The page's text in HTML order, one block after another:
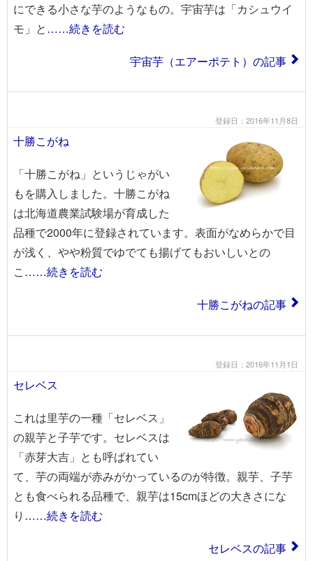
にできる小さな芋のようなもの。宇宙芋は「カシュウイ
モ」と……続きを読む
宇宙芋（エアーポテト）の記事
登録日：2016年11月8日
十勝こがね
「十勝こがね」というじゃがい
もを購入しました。十勝こがね
は北海道農業試験場が育成した
品種で2000年に登録されています。表面がなめらかで目
が浅く、やや粉質でゆでても揚げてもおいしいとの
こ……続きを読む
十勝こがねの記事
登録日：2016年11月1日
セレベス
これは里芋の一種「セレベス」
の親芋と子芋です。セレベスは
「赤芽大吉」とも呼ばれてい
て、芋の両端が赤みがかっているのが特徴。親芋、子芋
とも食べられる品種で、親芋は15cmほどの大きさにな
り ……続きを読む
セレベスの記事